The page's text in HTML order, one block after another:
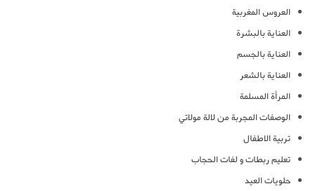
العروس المغربية
العناية بالبشرة
العناية بالجسم
العناية بالشعر
المرأة المسلمة
الوصفات المجربة من لالة مولاتي
تربية الاطفال
تعليم ربطات و لفات الحجاب
حلويات العيد